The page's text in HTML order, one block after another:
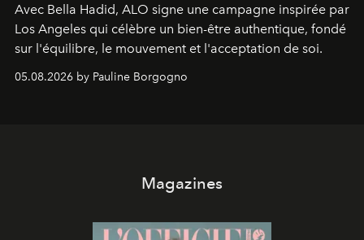
Avec Bella Hadid, ALO signe une campagne inspirée par
Los Angeles qui célèbre un bien-être authentique, fondé
sur l'équilibre, le mouvement et l'acceptation de soi.
05.08.2026 by Pauline Borgogno
Magazines